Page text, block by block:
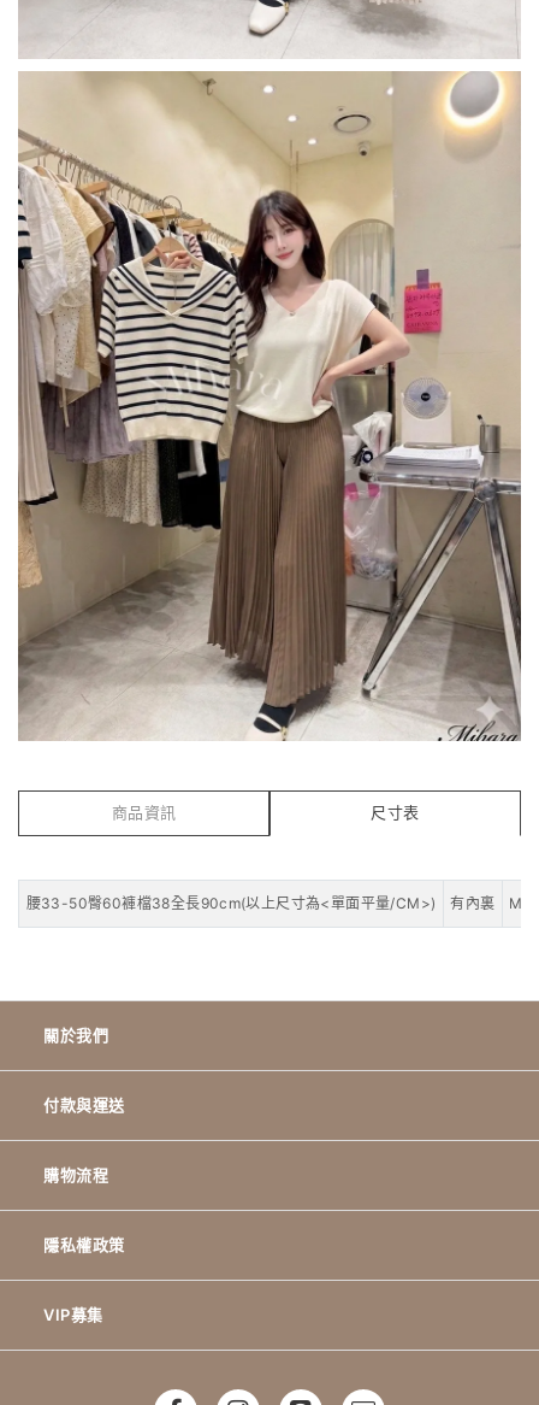
商品資訊 尺寸表
腰33-50臀60褲檔38全長90cm(以上尺寸為<單面平量/CM>) 有內裏
關於我們
付款與運送
購物流程
隱私權政策
VIP募集